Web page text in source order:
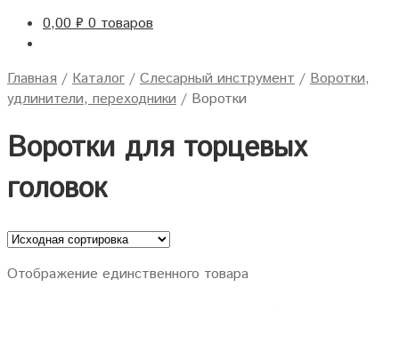
0,00₽ 0 товаров
Главная / Каталог / Слесарный инструмент / Воротки,
удлинители, переходники / Воротки
Воротки для торцевых
головок
Отображение единственного товара